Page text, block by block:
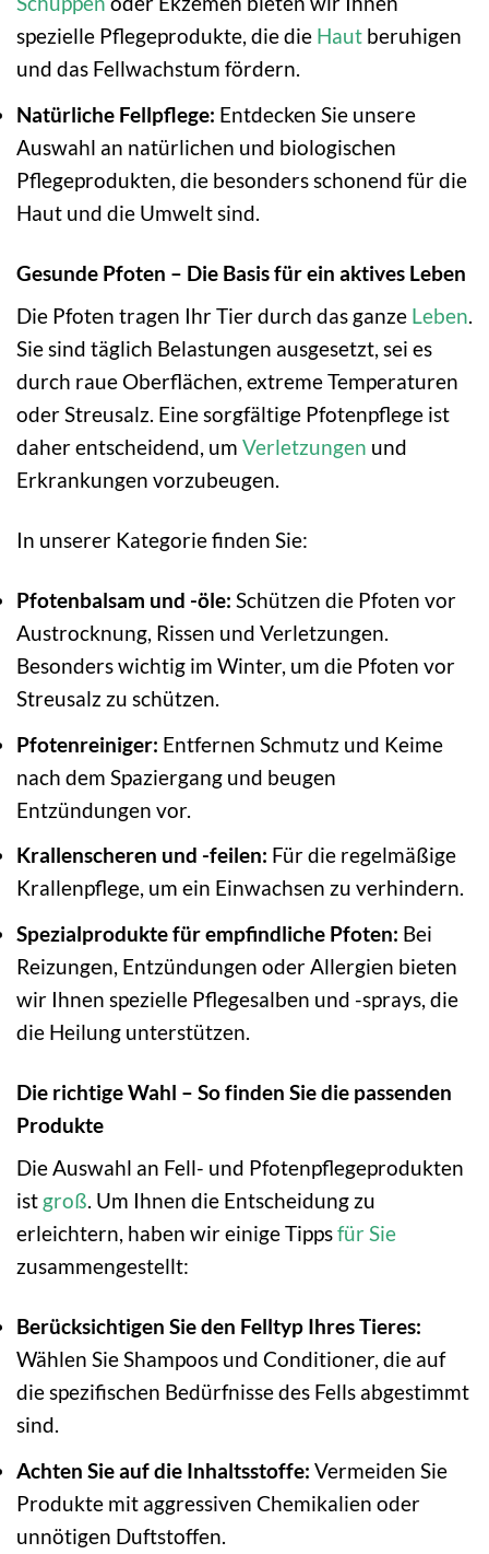
spezielle Pflegeprodukte, die die Haut beruhigen
und das Fellwachstum fördern.
Natürliche Fellpflege: Entdecken Sie unsere
Auswahl an natürlichen und biologischen
Pflegeprodukten, die besonders schonend für die
Haut und die Umwelt sind.
Gesunde Pfoten – Die Basis für ein aktives Leben
Die Pfoten tragen Ihr Tier durch das ganze Leben.
Sie sind täglich Belastungen ausgesetzt, sei es
durch raue Oberflächen, extreme Temperaturen
oder Streusalz. Eine sorgfältige Pfotenpflege ist
daher entscheidend, um Verletzungen und
Erkrankungen vorzubeugen.
In unserer Kategorie finden Sie:
Pfotenbalsam und -öle: Schützen die Pfoten vor
Austrocknung, Rissen und Verletzungen.
Besonders wichtig im Winter, um die Pfoten vor
Streusalz zu schützen.
Pfotenreiniger: Entfernen Schmutz und Keime
nach dem Spaziergang und beugen
Entzündungen vor.
Krallenscheren und -feilen: Für die regelmäßige
Krallenpflege, um ein Einwachsen zu verhindern.
Spezialprodukte für empfindliche Pfoten: Bei
Reizungen, Entzündungen oder Allergien bieten
wir Ihnen spezielle Pflegesalben und -sprays, die
die Heilung unterstützen.
Die richtige Wahl – So finden Sie die passenden
Produkte
Die Auswahl an Fell- und Pfotenpflegeprodukten
ist groß. Um Ihnen die Entscheidung zu
erleichtern, haben wir einige Tippsfür Sie
zusammengestellt:
Berücksichtigen Sie den Felltyp Ihres Tieres:
Wählen Sie Shampoos und Conditioner, die auf
die spezifischen Bedürfnisse des Fells abgestimmt
sind.
Achten Sie auf die Inhaltsstoffe: Vermeiden Sie
Produkte mit aggressiven Chemikalien oder
unnötigen Duftstoffen.